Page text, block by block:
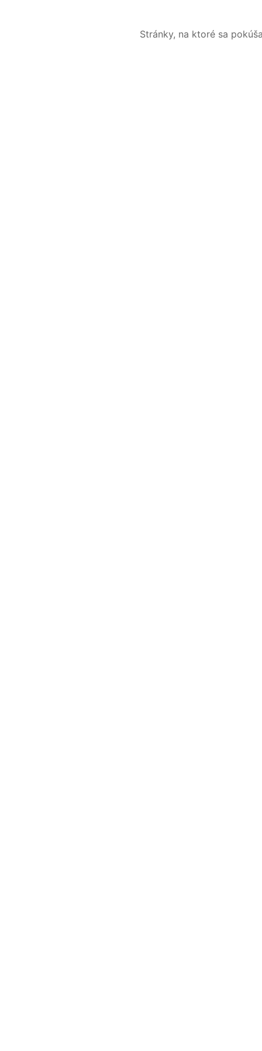
Stránky, na ktoré sa